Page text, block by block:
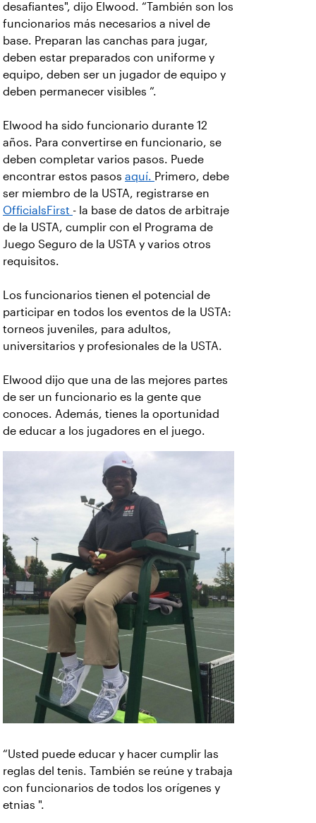
desafiantes", dijo Elwood. “También son los
funcionarios más necesarios a nivel de
base. Preparan las canchas para jugar,
deben estar preparados con uniforme y
equipo, deben ser un jugador de equipo y
deben permanecer visibles ”.
Elwood ha sido funcionario durante 12
años. Para convertirse en funcionario, se
deben completar varios pasos. Puede
encontrar estos pasos aquí. Primero, debe
ser miembro de la USTA, registrarse en
OfficialsFirst - la base de datos de arbitraje
de la USTA, cumplir con el Programa de
Juego Seguro de la USTA y varios otros
requisitos.
Los funcionarios tienen el potencial de
participar en todos los eventos de la USTA:
torneos juveniles, para adultos,
universitarios y profesionales de la USTA.
Elwood dijo que una de las mejores partes
de ser un funcionario es la gente que
conoces. Además, tienes la oportunidad
de educar a los jugadores en el juego.
“Usted puede educar y hacer cumplir las
reglas del tenis. También se reúne y trabaja
con funcionarios de todos los orígenes y
etnias ".